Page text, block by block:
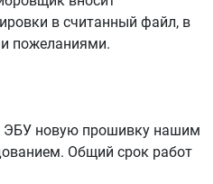
в считанный файл, в
пожеланиями.
ЭБУ новую прошивку нашим
Общий срок работ